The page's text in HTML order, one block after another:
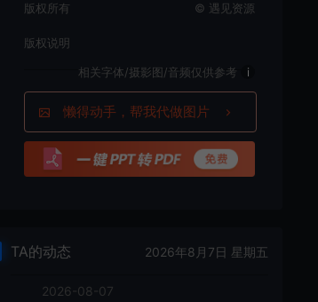
版权所有 © 遇见资源
版权说明
相关字体/摄影图/音频仅供参考 i
懒得动手，帮我代做图片
TA的动态 2026年8月7日 星期五
2026-08-07